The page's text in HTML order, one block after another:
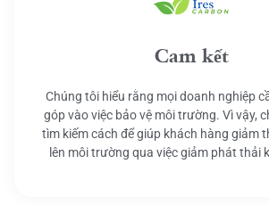
Cam kết
Chúng tôi hiểu rằng mọi doanh nghiệp
góp vào việc bảo vệ môi trường. Vì vậy,
tìm kiếm cách để giúp khách hàng giảm
lên môi trường qua việc giảm phát thải